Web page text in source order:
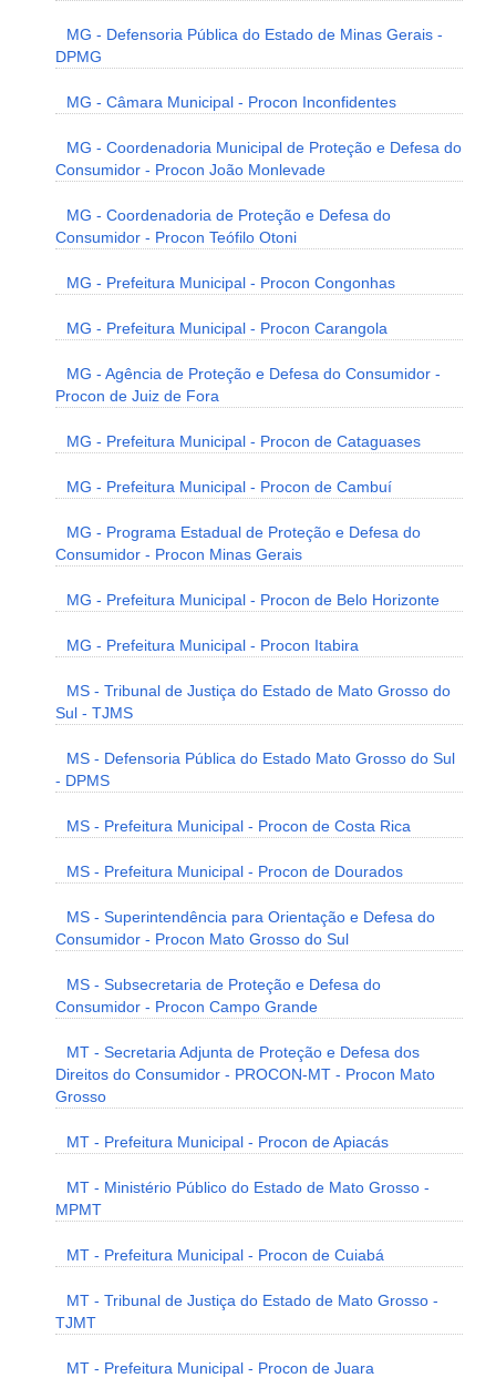
MG - Defensoria Pública do Estado de Minas Gerais -
DPMG
MG - Câmara Municipal - Procon Inconfidentes
MG - Coordenadoria Municipal de Proteção e Defesa do
Consumidor - Procon João Monlevade
MG - Coordenadoria de Proteção e Defesa do
Consumidor - Procon Teófilo Otoni
MG - Prefeitura Municipal - Procon Congonhas
MG - Prefeitura Municipal - Procon Carangola
MG - Agência de Proteção e Defesa do Consumidor -
Procon de Juiz de Fora
MG - Prefeitura Municipal - Procon de Cataguases
MG - Prefeitura Municipal - Procon de Cambuí
MG - Programa Estadual de Proteção e Defesa do
Consumidor - Procon Minas Gerais
MG - Prefeitura Municipal - Procon de Belo Horizonte
MG - Prefeitura Municipal - Procon Itabira
MS - Tribunal de Justiça do Estado de Mato Grosso do
Sul - TJMS
MS - Defensoria Pública do Estado Mato Grosso do Sul
- DPMS
MS - Prefeitura Municipal - Procon de Costa Rica
MS - Prefeitura Municipal - Procon de Dourados
MS - Superintendência para Orientação e Defesa do
Consumidor - Procon Mato Grosso do Sul
MS - Subsecretaria de Proteção e Defesa do
Consumidor - Procon Campo Grande
MT - Secretaria Adjunta de Proteção e Defesa dos
Direitos do Consumidor - PROCON-MT - Procon Mato
Grosso
MT - Prefeitura Municipal - Procon de Apiacás
MT - Ministério Público do Estado de Mato Grosso -
MPMT
MT - Prefeitura Municipal - Procon de Cuiabá
MT - Tribunal de Justiça do Estado de Mato Grosso -
TJMT
MT - Prefeitura Municipal - Procon de Juara